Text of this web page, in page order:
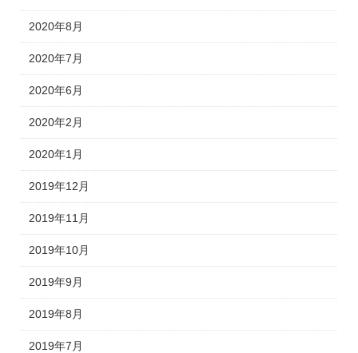
2020年8月
2020年7月
2020年6月
2020年2月
2020年1月
2019年12月
2019年11月
2019年10月
2019年9月
2019年8月
2019年7月